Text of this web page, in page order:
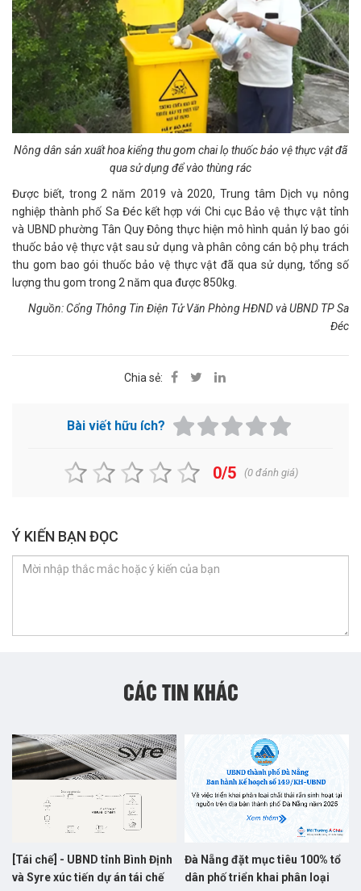
Nông dân sản xuất hoa kiểng thu gom chai lọ thuốc bảo vệ thực vật đã
qua sử dụng để vào thùng rác
Được biết, trong 2 năm 2019 và 2020, Trung tâm Dịch vụ nông
nghiệp thành phố Sa Đéc kết hợp với Chi cục Bảo vệ thực vật tỉnh
và UBND phường Tân Quy Đông thực hiện mô hình quản lý bao gói
thuốc bảo vệ thực vật sau sử dụng và phân công cán bộ phụ trách
thu gom bao gói thuốc bảo vệ thực vật đã qua sử dụng, tổng số
lượng thu gom trong 2 năm qua được 850kg.
Nguồn: Cổng Thông Tin Điện Tử Văn Phòng HĐND và UBND TP Sa
Đéc
Chia sẻ:
Bài viết hữu ích?
0/5 (0đánh giá)
Ý KIẾN BẠN ĐỌC
CÁC TIN KHÁC
[Tái chế] - UBND tỉnh Bình Định
và Syre xúc tiến dự án tái chế
Đà Nẵng đặt mục tiêu 100% tổ
dân phố triển khai phân loại